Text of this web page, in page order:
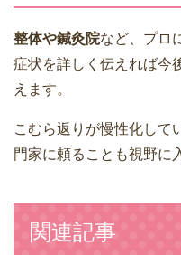
整体や鍼灸院など、プロ
症状を詳しく伝えれば今
えます。
こむら返りが慢性化して
門家に頼ることも視野に
関連記事